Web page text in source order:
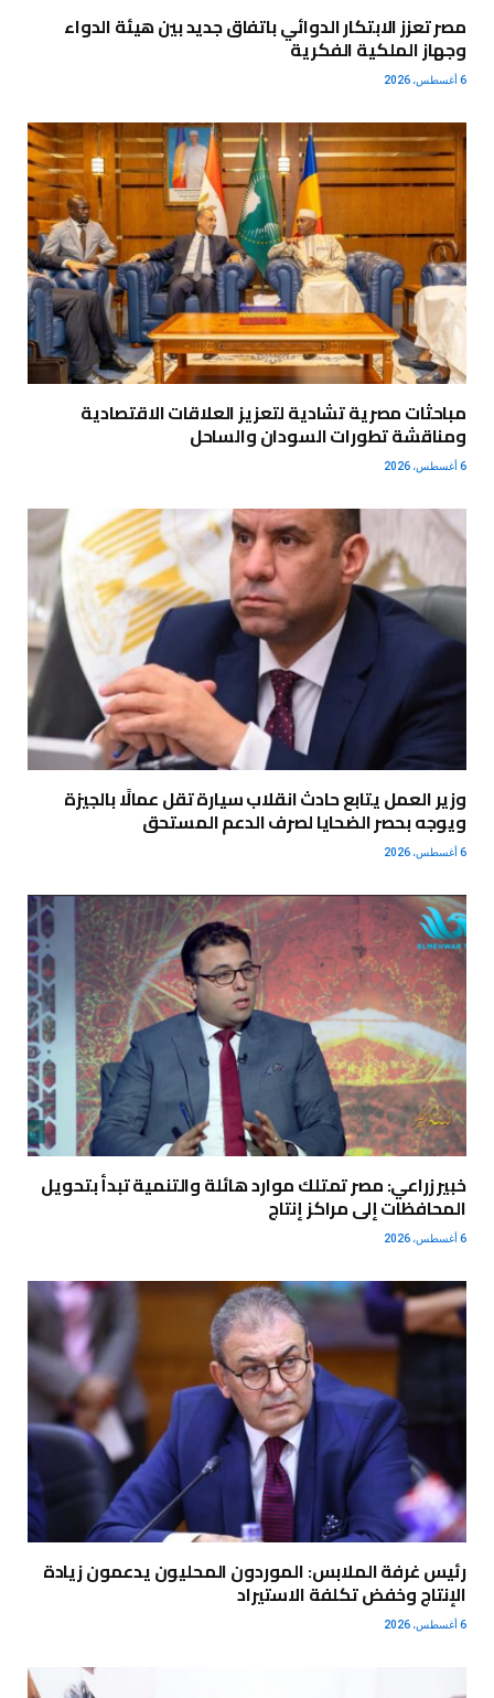
مصر تعزز الابتكار الدوائي باتفاق جديد بين هيئة الدواء
وجهاز الملكية الفكرية
6 أغسطس، 2026
مباحثات مصرية تشادية لتعزيز العلاقات الاقتصادية
ومناقشة تطورات السودان والساحل
6 أغسطس، 2026
وزير العمل يتابع حادث انقلاب سيارة تقل عمالًا بالجيزة
ويوجه بحصر الضحايا لصرف الدعم المستحق
6 أغسطس، 2026
خبير زراعي: مصر تمتلك موارد هائلة والتنمية تبدأ بتحويل
المحافظات إلى مراكز إنتاج
6 أغسطس، 2026
رئيس غرفة الملابس: الموردون المحليون يدعمون زيادة
الإنتاج وخفض تكلفة الاستيراد
6 أغسطس، 2026